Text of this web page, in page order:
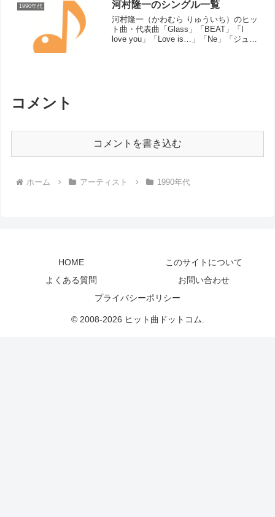
る石」※歌手としては「すぎ...
1990年代 河村隆一のシングル一覧
河村隆一（かわむら りゅういち）のヒッ
ト曲・代表曲「Glass」「BEAT」「I
love you」「Love is…」「Ne」「ジュリ
コメント
コメントを書き込む
ホーム アーティスト 1990年代
HOME
このサイトについて
よくある質問
お問い合わせ
プライバシーポリシー
© 2008-2026 ヒット曲ドットコム.